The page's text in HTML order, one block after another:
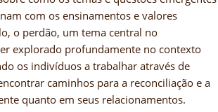
com os ensinamentos e valores
o perdão, um tema central no
explorado profundamente no contexto
os indivíduos a trabalhar através de
caminhos para a reconciliação e a
quanto em seus relacionamentos.